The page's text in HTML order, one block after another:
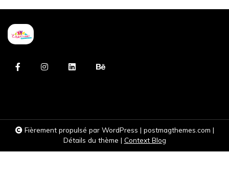
Fièrement propulsé par WordPress | postmagthemes.com |
Détails du thème | Context Blog